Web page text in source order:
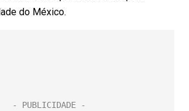
do México.